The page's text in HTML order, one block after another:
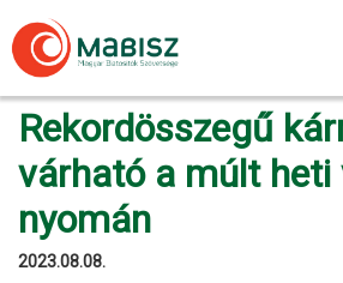
to
content
Rekordösszegű
várható a múlt heti
nyomán
2023.08.08.